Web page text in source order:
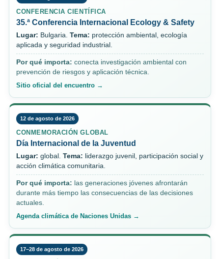
CONFERENCIA CIENTÍFICA
35.ª Conferencia Internacional Ecology & Safety
Lugar: Bulgaria. Tema: protección ambiental, ecología
aplicada y seguridad industrial.
Por qué importa: conecta investigación ambiental con
prevención de riesgos y aplicación técnica.
Sitio oficial del encuentro →
12 de agosto de 2026
CONMEMORACIÓN GLOBAL
Día Internacional de la Juventud
Lugar: global. Tema: liderazgo juvenil, participación social y
acción climática comunitaria.
Por qué importa: las generaciones jóvenes afrontarán
durante más tiempo las consecuencias de las decisiones
actuales.
Agenda climática de Naciones Unidas →
17–28 de agosto de 2026